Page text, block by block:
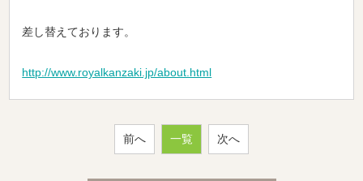
差し替えております。
http://www.royalkanzaki.jp/about.html
前へ 一覧 次へ